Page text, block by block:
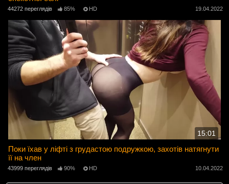
44272 переглядів 85% HD 19.04.2022
15:01
Поки їхав у ліфті з грудастою подружкою, захотів натягнути
її на член
43999 переглядів 90% HD 10.04.2022